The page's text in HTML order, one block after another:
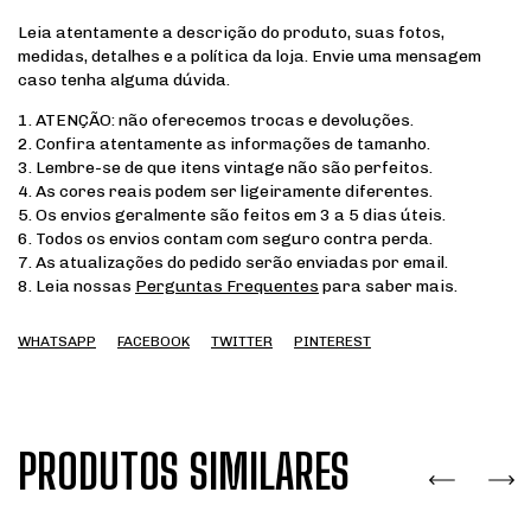
Leia atentamente a descrição do produto, suas fotos,
medidas, detalhes e a política da loja. Envie uma mensagem
caso tenha alguma dúvida.
1. ATENÇÃO: não oferecemos trocas e devoluções.
2. Confira atentamente as informações de tamanho.
3. Lembre-se de que itens vintage não são perfeitos.
4. As cores reais podem ser ligeiramente diferentes.
5. Os envios geralmente são feitos em 3 a 5 dias úteis.
6. Todos os envios contam com seguro contra perda.
7. As atualizações do pedido serão enviadas por email.
8. Leia nossas Perguntas Frequentes para saber mais.
WHATSAPP FACEBOOK TWITTER PINTEREST
PRODUTOS SIMILARES